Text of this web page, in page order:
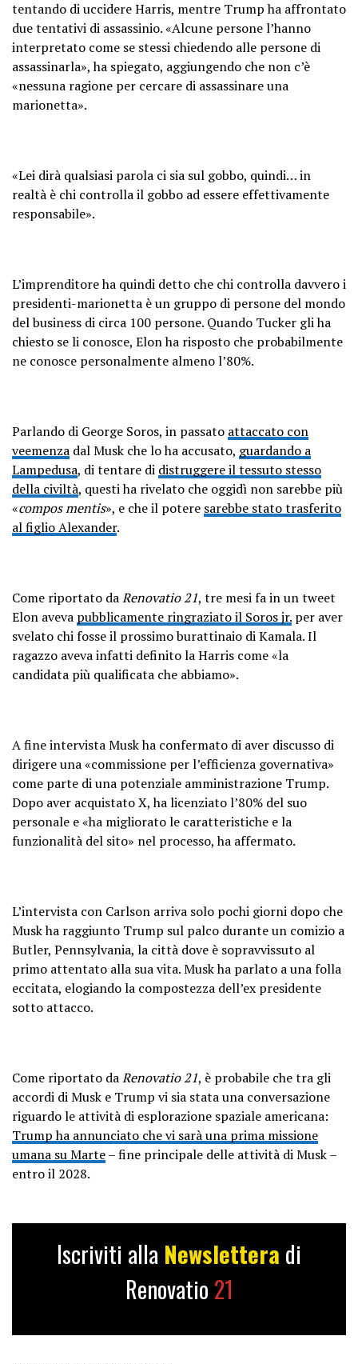
tentando di uccidere Harris, mentre Trump ha affrontato
due tentativi di assassinio. «Alcune persone l’hanno
interpretato come se stessi chiedendo alle persone di
assassinarla», ha spiegato, aggiungendo che non c’è
«nessuna ragione per cercare di assassinare una
marionetta».
«Lei dirà qualsiasi parola ci sia sul gobbo, quindi… in
realtà è chi controlla il gobbo ad essere effettivamente
responsabile».
L’imprenditore ha quindi detto che chi controlla davvero i
presidenti-marionetta è un gruppo di persone del mondo
del business di circa 100 persone. Quando Tucker gli ha
chiesto se li conosce, Elon ha risposto che probabilmente
ne conosce personalmente almeno l’80%.
Parlando di George Soros, in passato attaccato con
veemenza dal Musk che lo ha accusato, guardando a
Lampedusa, di tentare di distruggere il tessuto stesso
della civiltà, questi ha rivelato che oggidì non sarebbe più
«compos mentis», e che il potere sarebbe stato trasferito
al figlio Alexander.
Come riportato daRenovatio 21, tre mesi fa in un tweet
Elon aveva pubblicamente ringraziato il Soros jr. per aver
svelato chi fosse il prossimo burattinaio di Kamala. Il
ragazzo aveva infatti definito la Harris come «la
candidata più qualificata che abbiamo».
A fine intervista Musk ha confermato di aver discusso di
dirigere una «commissione per l’efficienza governativa»
come parte di una potenziale amministrazione Trump.
Dopo aver acquistato X, ha licenziato l’80% del suo
personale e «ha migliorato le caratteristiche e la
funzionalità del sito» nel processo, ha affermato.
L’intervista con Carlson arriva solo pochi giorni dopo che
Musk ha raggiunto Trump sul palco durante un comizio a
Butler, Pennsylvania, la città dove è sopravvissuto al
primo attentato alla sua vita. Musk ha parlato a una folla
eccitata, elogiando la compostezza dell’ex presidente
sotto attacco.
Come riportato daRenovatio 21, è probabile che tra gli
accordi di Musk e Trump vi sia stata una conversazione
riguardo le attività di esplorazione spaziale americana:
Trump ha annunciato che vi sarà una prima missione
umana su Marte– fine principale delle attività di Musk –
entro il 2028.
Iscriviti alla Newslettera di
Renovatio 21